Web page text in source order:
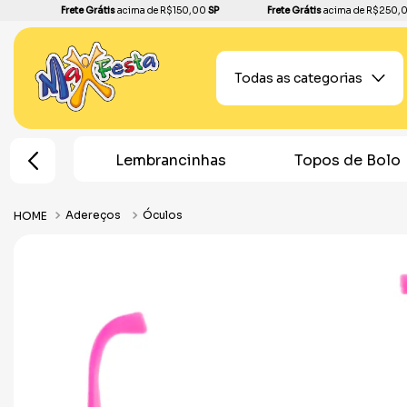
Frete Grátisacima de R$150,00 SP Frete Grátisacima de
Todas as categorias
Festa Lembrancinhas Topos de Bolo
Adereços Óculos